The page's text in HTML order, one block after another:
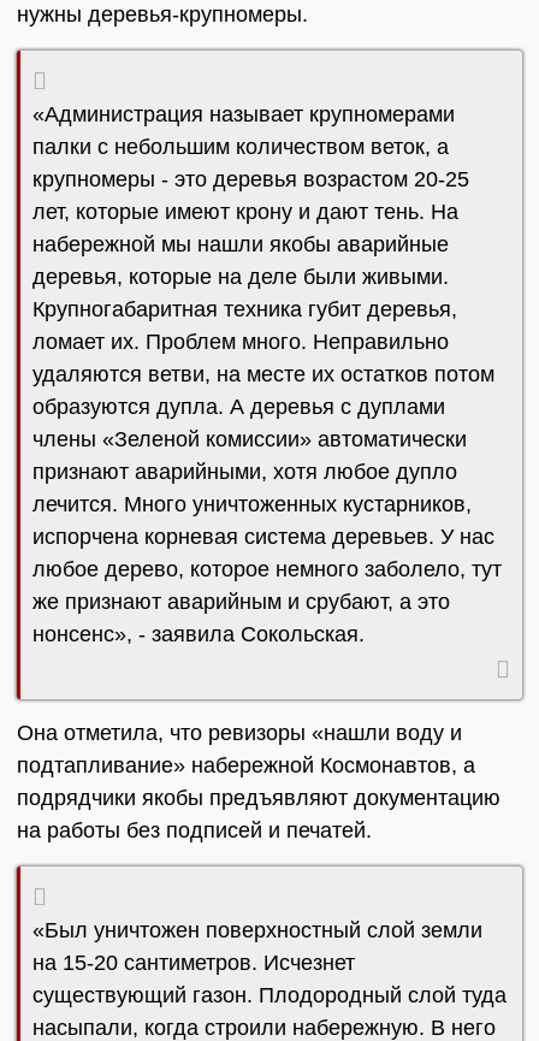
нужны деревья-крупномеры.
«Администрация называет крупномерами
палки с небольшим количеством веток, а
крупномеры - это деревья возрастом 20-25
лет, которые имеют крону и дают тень. На
набережной мы нашли якобы аварийные
деревья, которые на деле были живыми.
Крупногабаритная техника губит деревья,
ломает их. Проблем много. Неправильно
удаляются ветви, на месте их остатков потом
образуются дупла. А деревья с дуплами
члены «Зеленой комиссии» автоматически
признают аварийными, хотя любое дупло
лечится. Много уничтоженных кустарников,
испорчена корневая система деревьев. У нас
любое дерево, которое немного заболело, тут
же признают аварийным и срубают, а это
нонсенс», - заявила Сокольская.
Она отметила, что ревизоры «нашли воду и
подтапливание» набережной Космонавтов, а
подрядчики якобы предъявляют документацию
на работы без подписей и печатей.
«Был уничтожен поверхностный слой земли
на 15-20 сантиметров. Исчезнет
существующий газон. Плодородный слой туда
насыпали, когда строили набережную. В него